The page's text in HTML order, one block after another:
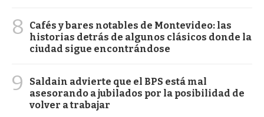
8
Cafés y bares notables de Montevideo: las
historias detrás de algunos clásicos donde la
ciudad sigue encontrándose
9
Saldain advierte que el BPS está mal
asesorando a jubilados por la posibilidad de
volver a trabajar